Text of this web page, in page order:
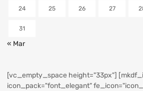
24 25 26 27
31
« Mar
[vc_empty_space height="33px"]
icon_pack="font_elegant"